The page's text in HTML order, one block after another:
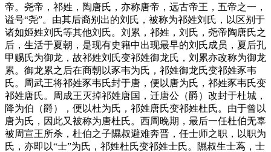
帝。尧帝，祁姓，陶唐氏，亦称唐帝，远古帝王，五帝之一，
谥号“尧”。由其后裔别出的刘氏，被称为祁姓刘氏，以区别于
诸如姬姓刘氏等其他刘氏。刘累，祁姓，刘氏，尧帝陶唐氏之
后，生活于夏朝，是现有史籍中出现最早的刘氏成员，夏后孔
甲赐氏为御龙，故祁姓刘氏变祁姓御龙氏，刘累亦改称为御龙
累。御龙累之后在商朝以豕韦为氏，祁姓御龙氏变祁姓豕韦
氏。周武王将祁姓豕韦氏封于唐，便以唐为氏，祁姓豕韦氏变
祁姓唐氏。周成王灭掉祁姓唐国，迁唐公（爵）改封于杜城，
降为伯（爵），便以杜为氏，祁姓唐氏变祁姓杜氏。由于曾以
唐为氏，因此又被称为唐杜氏。西周晚期，最后一任杜伯无辜
被周宣王所杀，杜伯之子隰叔避难奔晋，任士师之职，以职为
氏，亦即以“士”为氏，祁姓杜氏变祁姓士氏。隰叔生士蒍，士